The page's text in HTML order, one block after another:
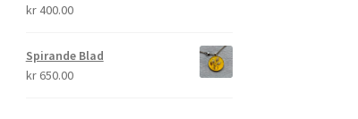
kr400.00
Spirande Blad
kr650.00